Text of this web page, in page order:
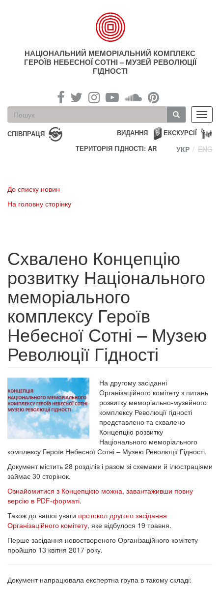
НАЦІОНАЛЬНИЙ МЕМОРІАЛЬНИЙ КОМПЛЕКС
ГЕРОЇВ НЕБЕСНОЇ СОТНІ – МУЗЕЙ РЕВОЛЮЦІЇ
ГІДНОСТІ
Пошукова
форма
Пошук
СПІВПРАЦЯ ЕКСКУРСІЇ
ВИДАННЯ
ТЕРИТОРІЯ ГІДНОСТІ: AR
УКР ENG
До списку новин
На головну сторінку
Схвалено Концепцію
розвитку Національного
меморіального
комплексу Героїв
Небесної Сотні – Музею
Революції Гідності
На другому засіданні
Організаційного комітету з питань
розвитку меморіально-музейного
комплексу Революції гідності
представлено та схвалено
Концепцію розвитку
Національного меморіального
комплексу Героїв Небесної Сотні – Музею Революції Гідності.
Документ містить 28 розділів і разом зі схемами й ілюстраціями
займає 30 сторінок.
Ознайомитися з Концепцією можна, завантаживши повну
версію в PDF-форматі.
Також до вашої уваги протокол другого засідання
Організаційного комітету, яке відбулося 19 травня.
Перше засідання новоствореного Організаційного комітету
пройшло 13 квітня 2017 року.
Документ напрацювала експертна група в такому складі: